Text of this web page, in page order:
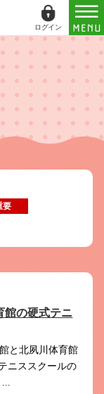
ログイン
要
館の硬式テニ
と北夙川体育館
ニススクールの
文字
みの方
だの方